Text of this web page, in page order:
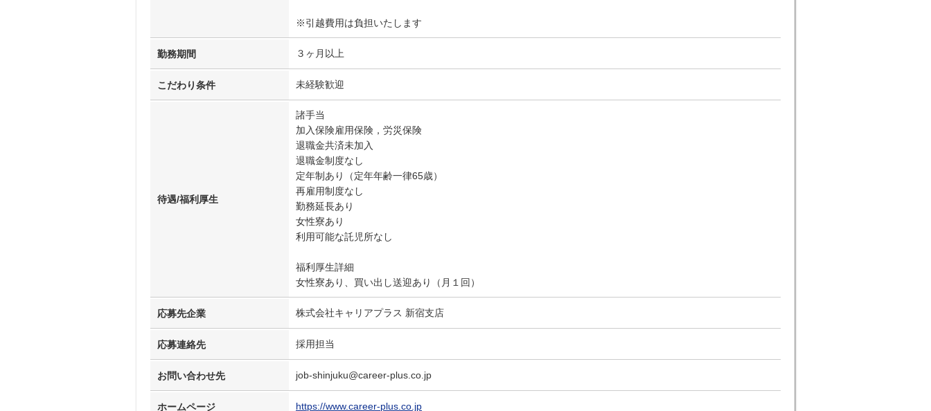
※引越費用は負担いたします
勤務期間 ３ヶ月以上
こだわり条件 未経験歓迎
待遇/福利厚生
諸手当
加入保険雇用保険，労災保険
退職金共済未加入
退職金制度なし
定年制あり（定年年齢一律65歳）
再雇用制度なし
勤務延長あり
女性寮あり
利用可能な託児所なし
福利厚生詳細
女性寮あり、買い出し送迎あり（月１回）
応募先企業 株式会社キャリアプラス 新宿支店
応募連絡先 採用担当
お問い合わせ先 job-shinjuku@career-plus.co.jp
ホームページ https://www.career-plus.co.jp